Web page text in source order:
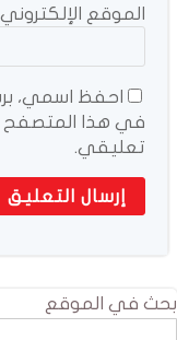
الموقع الإلكتروني
احفظ اسمي،
في هذا المتصفح
تعليقي.
بحث في الموقع